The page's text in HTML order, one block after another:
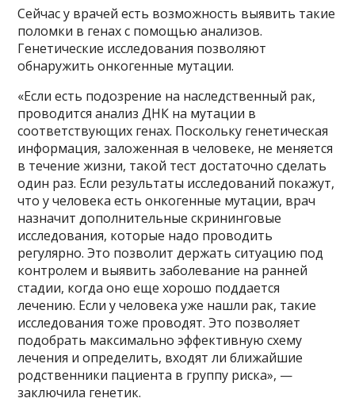
Сейчас у врачей есть возможность выявить такие
поломки в генах с помощью анализов.
Генетические исследования позволяют
обнаружить онкогенные мутации.
«Если есть подозрение на наследственный рак,
проводится анализ ДНК на мутации в
соответствующих генах. Поскольку генетическая
информация, заложенная в человеке, не меняется
в течение жизни, такой тест достаточно сделать
один раз. Если результаты исследований покажут,
что у человека есть онкогенные мутации, врач
назначит дополнительные скрининговые
исследования, которые надо проводить
регулярно. Это позволит держать ситуацию под
контролем и выявить заболевание на ранней
стадии, когда оно еще хорошо поддается
лечению. Если у человека уже нашли рак, такие
исследования тоже проводят. Это позволяет
подобрать максимально эффективную схему
лечения и определить, входят ли ближайшие
родственники пациента в группу риска», —
заключила генетик.